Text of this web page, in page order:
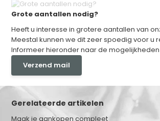
Grote aantallen nodig?
Heeft u interesse in grotere aantallen van
Meestal kunnen we dit zeer spoedig voor u
Informeer hieronder naar de mogelijkheden
Verzend mail
Gerelateerde artikelen
Maak je aankopen compleet